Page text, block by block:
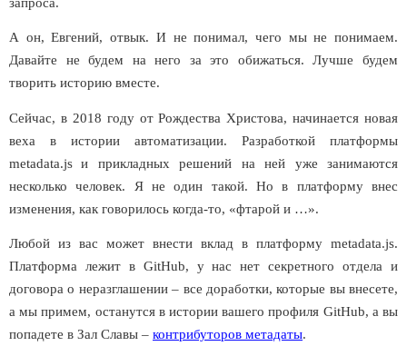
А он, Евгений, отвык. И не понимал, чего мы не понимаем.
Давайте не будем на него за это обижаться. Лучше будем
творить историю вместе.
Сейчас, в 2018 году от Рождества Христова, начинается новая
веха в истории автоматизации. Разработкой платформы
metadata.js и прикладных решений на ней уже занимаются
несколько человек. Я не один такой. Но в платформу внес
изменения, как говорилось когда-то, «фтарой и …».
Любой из вас может внести вклад в платформу metadata.js.
Платформа лежит в GitHub, у нас нет секретного отдела и
договора о неразглашении – все доработки, которые вы внесете,
а мы примем, останутся в истории вашего профиля GitHub, а вы
попадете в Зал Славы – контрибуторов метадаты.